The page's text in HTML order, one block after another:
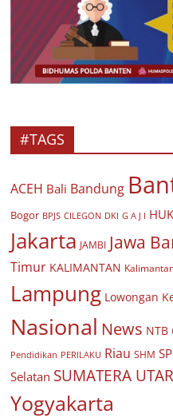
#TAGS
ACEH Bali Bandung
Bogor BPJS CILEGON DKI G A J I
Jakarta JAMBI Jawa
Timur KALIMANTAN
Lampung Lowongan
Nasional News NTB
Pendidikan PERILAKU Riau SHM
Selatan SUMATERA
Yogyakarta